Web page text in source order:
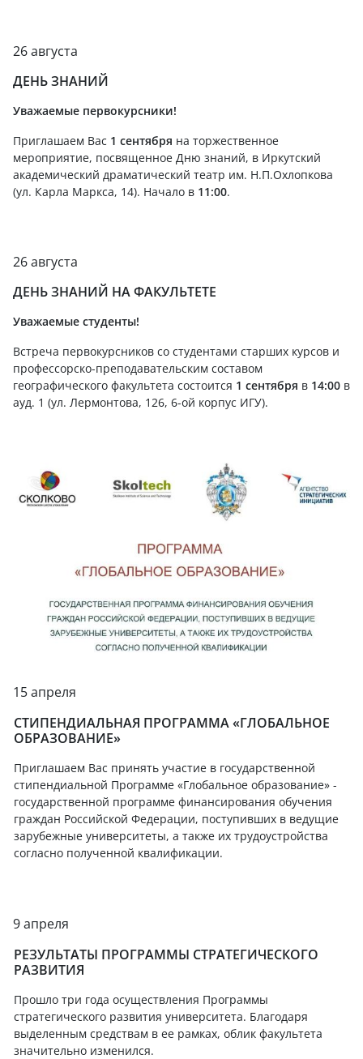
26 августа
ДЕНЬ ЗНАНИЙ
Уважаемые первокурсники!
Приглашаем Вас 1 сентября на торжественное
мероприятие, посвященное Дню знаний, в Иркутский
академический драматический театр им. Н.П.Охлопкова
(ул. Карла Маркса, 14). Начало в 11:00.
26 августа
ДЕНЬ ЗНАНИЙ НА ФАКУЛЬТЕТЕ
Уважаемые студенты!
Встреча первокурсников со студентами старших курсов и
профессорско-преподавательским составом
географического факультета состоится 1 сентября в 14:00 в
ауд. 1 (ул. Лермонтова, 126, 6-ой корпус ИГУ).
15 апреля
СТИПЕНДИАЛЬНАЯ ПРОГРАММА «ГЛОБАЛЬНОЕ
ОБРАЗОВАНИЕ»
Приглашаем Вас принять участие в государственной
стипендиальной Программе «Глобальное образование» -
государственной программе финансирования обучения
граждан Российской Федерации, поступивших в ведущие
зарубежные университеты, а также их трудоустройства
согласно полученной квалификации.
9 апреля
РЕЗУЛЬТАТЫ ПРОГРАММЫ СТРАТЕГИЧЕСКОГО
РАЗВИТИЯ
Прошло три года осуществления Программы
стратегического развития университета. Благодаря
выделенным средствам в ее рамках, облик факультета
значительно изменился.